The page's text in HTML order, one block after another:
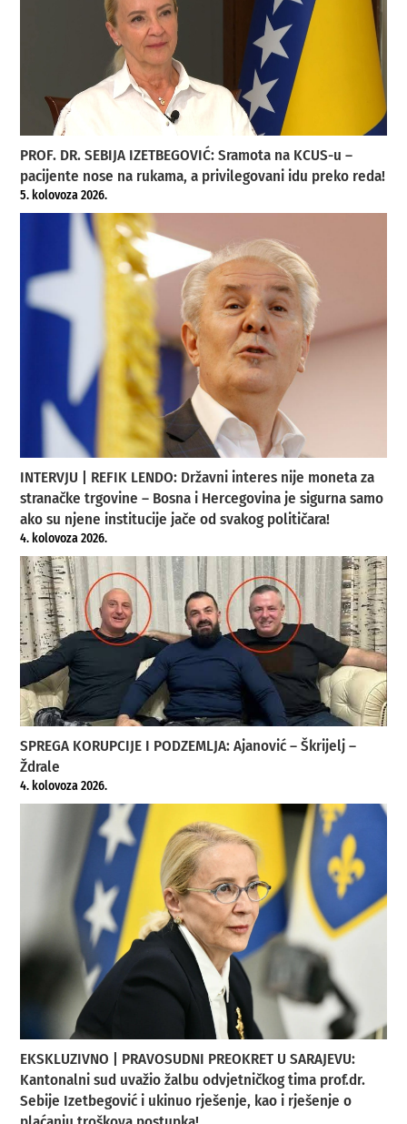
PROF. DR. SEBIJA IZETBEGOVIĆ: Sramota na KCUS-u –
pacijente nose na rukama, a privilegovani idu preko reda!
5. kolovoza 2026.
INTERVJU | REFIK LENDO: Državni interes nije moneta za
stranačke trgovine – Bosna i Hercegovina je sigurna samo
ako su njene institucije jače od svakog političara!
4. kolovoza 2026.
SPREGA KORUPCIJE I PODZEMLJA: Ajanović – Škrijelj –
Ždrale
4. kolovoza 2026.
EKSKLUZIVNO | PRAVOSUDNI PREOKRET U SARAJEVU:
Kantonalni sud uvažio žalbu odvjetničkog tima prof.dr.
Sebije Izetbegović i ukinuo rješenje, kao i rješenje o